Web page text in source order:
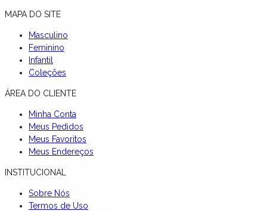
MAPA DO SITE
Masculino
Feminino
Infantil
Coleções
ÁREA DO CLIENTE
Minha Conta
Meus Pedidos
Meus Favoritos
Meus Endereços
INSTITUCIONAL
Sobre Nós
Termos de Uso